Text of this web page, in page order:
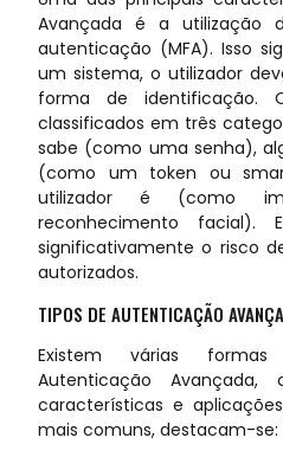
Avançada é a utilização
autenticação (MFA). Isso
um sistema, o utilizador
forma de identificação.
classificados em três
sabe (como uma senha),
(como um token ou
utilizador é (como
reconhecimento facial).
significativamente o risco
autorizados.
TIPOS DE AUTENTICAÇÃO
Existem várias
Autenticação
características e
mais comuns, destacam-se: